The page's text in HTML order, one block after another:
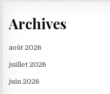
Archives
août 2026
juillet 2026
juin 2026